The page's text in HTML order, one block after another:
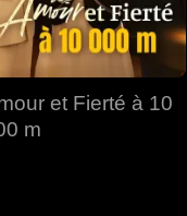
et Fierté à 10
m